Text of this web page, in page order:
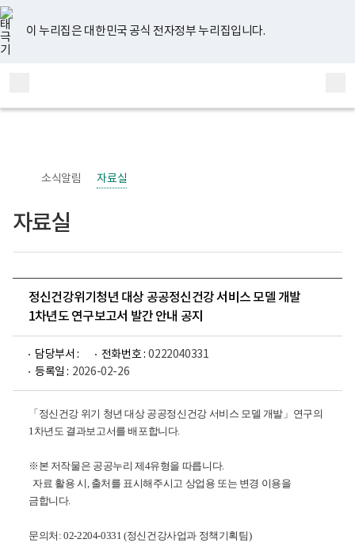
너
비
767px
이
하
이 누리집은 대한민국 공식 전자정부 누리집입니다.
지
검
메
홈
소식알림 자료실
자료실
정신건강위기청년 대상 공공정신건강 서비스 모델 개발
1차년도 연구보고서 발간 안내 공지
담당부서 : 전화번호 : 0222040331
등록일 : 2026-02-26
「정신건강 위기 청년 대상 공공정신건강 서비스 모델 개발」연구의
1차년도 결과보고서를 배포합니다.
※본 저작물은 공공누리 제4유형을 따릅니다.
자료 활용 시, 출처를 표시해주시고 상업용 또는 변경 이용을
금합니다.
문의처: 02-2204-0331 (정신건강사업과 정책기획팀)
유
튜
브
페
이
스
북
인
스
타
그
램
블
로
그